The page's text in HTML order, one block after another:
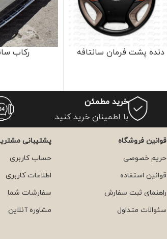
دنده پشت فرمان سانتافه رکاب
خرید مطمئن
با اطمینان خرید کنید.
قوانین فروشگاه
حریم خصوصی
قوانین استفاده
راهنمای ثبت سفارش
سئوالات متداول
پشتیبانی
حساب کاربری
اطلاعات کاربری
سفارشات شما
مشاوره آنلاین